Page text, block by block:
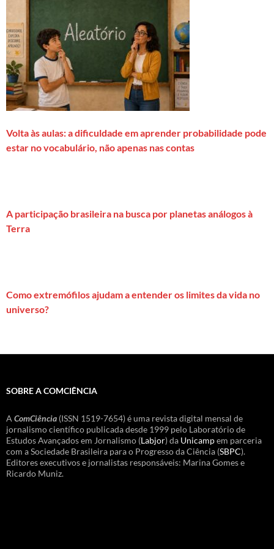
Volta às aulas: a dificuldade em aprender probabilidade pode
estar no vocabulário, não apenas nas contas
A participação brasileira na busca por planetas análogos à
Terra
Como extremófilos ajudam a entender os limites da vida no
universo?
SOBRE A COMCIÊNCIA
A ComCiência (ISSN 1519-7654) é uma revista digital mensal de
jornalismo científico publicada desde 1999 pelo Laboratório de
Estudos Avançados em Jornalismo (Labjor) da Unicampem parceria
com a Sociedade Brasileira para o Progresso da Ciência (SBPC).
Editores executivos e jornalistas responsáveis: Marina Gomes e
Ricardo Muniz.